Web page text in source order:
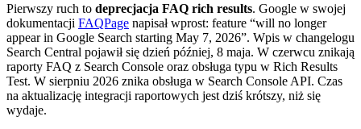
Pierwszy ruch to deprecjacja FAQ rich results. Google w swojej
dokumentacji FAQPage napisał wprost: feature “will no longer
appear in Google Search starting May 7, 2026”. Wpis w changelogu
Search Central pojawił się dzień później, 8 maja. W czerwcu znikają
raporty FAQ z Search Console oraz obsługa typu w Rich Results
Test. W sierpniu 2026 znika obsługa w Search Console API. Czas
na aktualizację integracji raportowych jest dziś krótszy, niż się
wydaje.